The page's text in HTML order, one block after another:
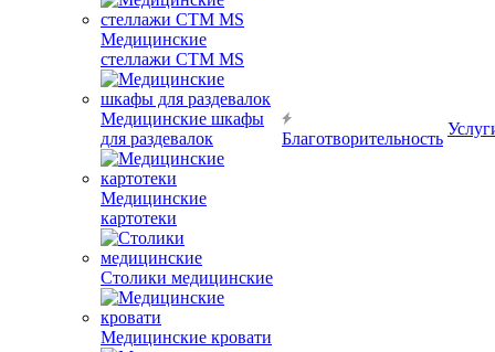
Медицинские
стеллажи CTM MS
Медицинские шкафы
для раздевалок
Медицинские
картотеки
Столики медицинские
Медицинские кровати
Благотворительность